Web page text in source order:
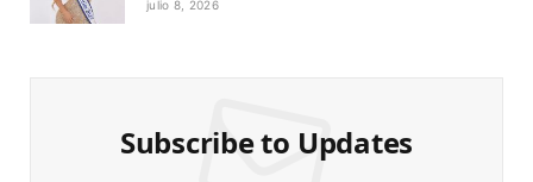
julio 8, 2026
Subscribe to Updates